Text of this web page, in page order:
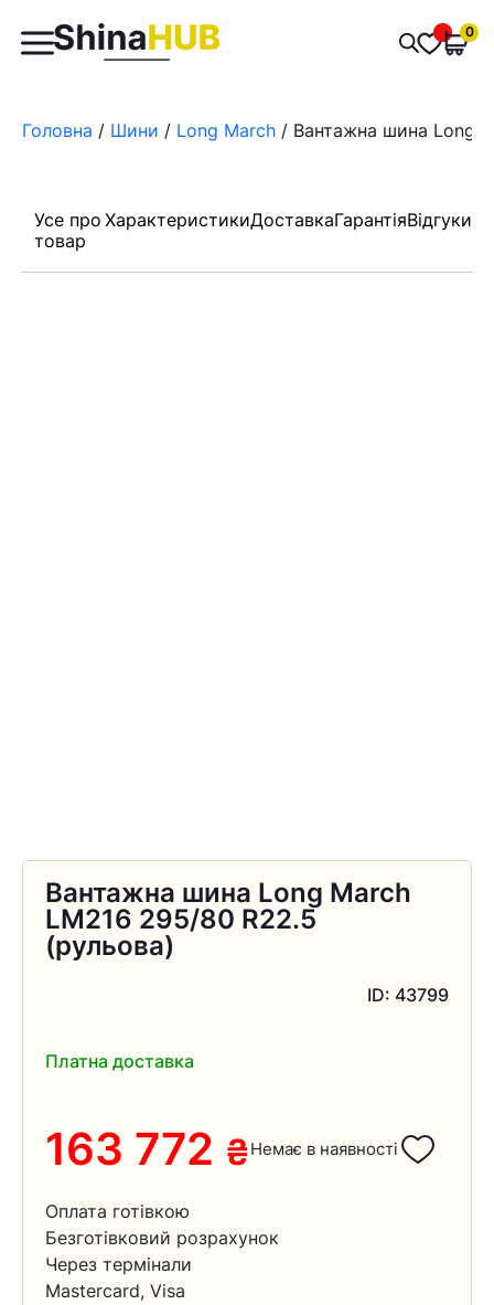
Пошук
товарів
0
Головна / Шини / Long March / Вантажна шина Long
Усе про
товар
ХарактеристикиДоставкаГарантіяВідгуки
Вантажна шина Long March
LM216 295/80 R22.5
(рульова)
ID: 43799
Платна доставка
163 772 ₴Немає в наявності
Оплата готівкою
Безготівковий розрахунок
Через термінали
Mastercard, Visa